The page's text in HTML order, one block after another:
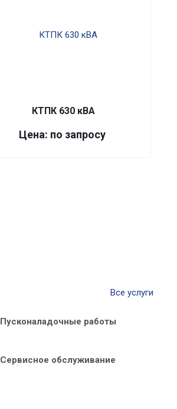
КТПК 630 кВА
Цена: по запросу
Все услуги
Пусконаладочные работы
Сервисное обслуживание